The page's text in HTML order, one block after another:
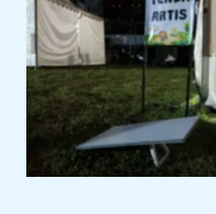
Penggunaan Untuk
Event Outdoor